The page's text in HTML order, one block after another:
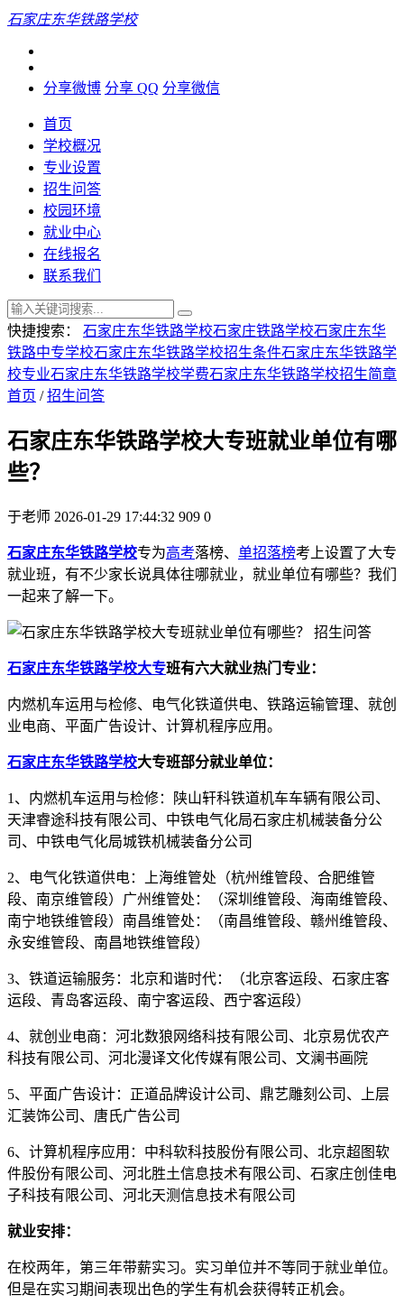
石家庄东华铁路学校
分享微博 分享 QQ 分享微信
首页
学校概况
专业设置
招生问答
校园环境
就业中心
在线报名
联系我们
快捷搜索： 石家庄东华铁路学校石家庄铁路学校石家庄东华
铁路中专学校石家庄东华铁路学校招生条件石家庄东华铁路学
校专业石家庄东华铁路学校学费石家庄东华铁路学校招生简章
首页 /招生问答
石家庄东华铁路学校大专班就业单位有哪
些？
于老师 2026-01-29 17:44:32 909 0
石家庄东华铁路学校专为高考落榜、 单招落榜考上设置了大专
就业班，有不少家长说具体往哪就业，就业单位有哪些？我们
一起来了解一下。
石家庄东华铁路学校大专班有六大就业热门专业：
内燃机车运用与检修、电气化铁道供电、铁路运输管理、就创
业电商、平面广告设计、计算机程序应用。
石家庄东华铁路学校大专班部分就业单位：
1、内燃机车运用与检修：陕山轩科铁道机车车辆有限公司、
天津睿途科技有限公司、中铁电气化局石家庄机械装备分公
司、中铁电气化局城铁机械装备分公司
2、电气化铁道供电：上海维管处（杭州维管段、合肥维管
段、南京维管段）广州维管处：（深圳维管段、海南维管段、
南宁地铁维管段）南昌维管处：（南昌维管段、赣州维管段、
永安维管段、南昌地铁维管段）
3、铁道运输服务：北京和谐时代：（北京客运段、石家庄客
运段、青岛客运段、南宁客运段、西宁客运段）
4、就创业电商：河北数狼网络科技有限公司、北京易优农产
科技有限公司、河北漫译文化传媒有限公司、文澜书画院
5、平面广告设计：正道品牌设计公司、鼎艺雕刻公司、上层
汇装饰公司、唐氏广告公司
6、计算机程序应用：中科软科技股份有限公司、北京超图软
件股份有限公司、河北胜土信息技术有限公司、石家庄创佳电
子科技有限公司、河北天测信息技术有限公司
就业安排：
在校两年，第三年带薪实习。实习单位并不等同于就业单位。
但是在实习期间表现出色的学生有机会获得转正机会。